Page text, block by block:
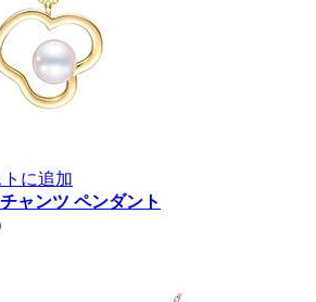
に追加
チャンツ ペンダント